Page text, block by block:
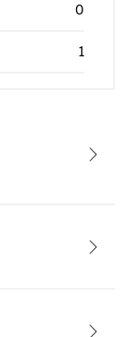
0
1